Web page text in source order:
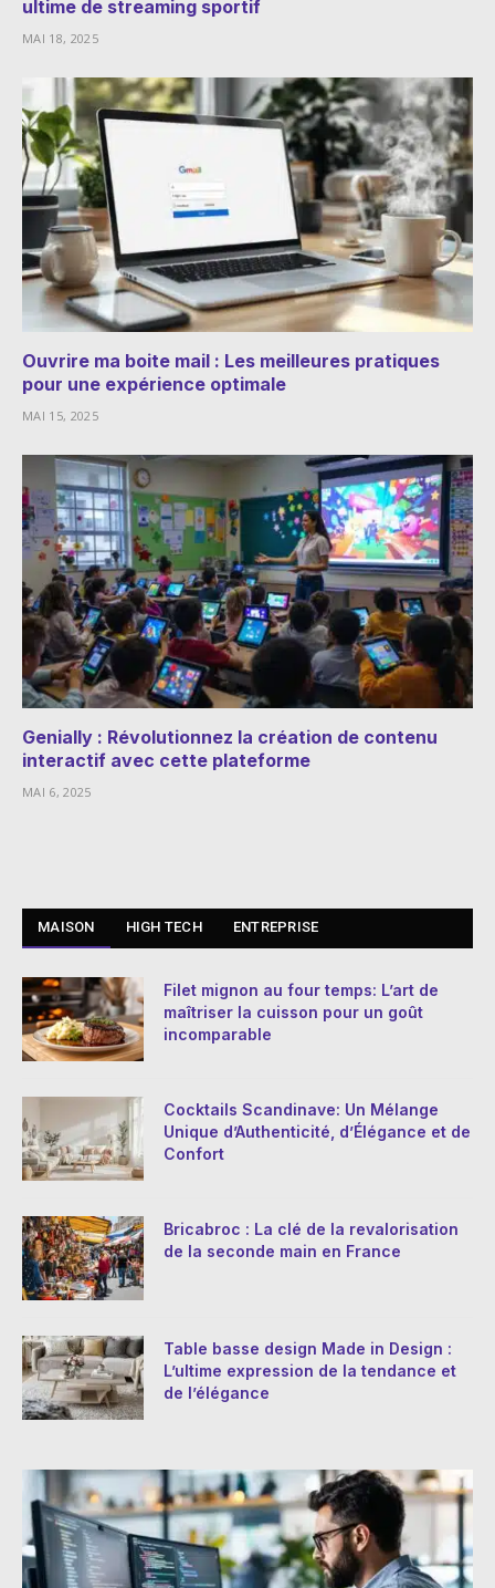
ultime de streaming sportif
MAI 18, 2025
Ouvrire ma boite mail : Les meilleures pratiques
pour une expérience optimale
MAI 15, 2025
Genially : Révolutionnez la création de contenu
interactif avec cette plateforme
MAI 6, 2025
MAISON HIGH TECH ENTREPRISE
Filet mignon au four temps: L’art de
maîtriser la cuisson pour un goût
incomparable
Cocktails Scandinave: Un Mélange
Unique d’Authenticité, d’Élégance et de
Confort
Bricabroc : La clé de la revalorisation
de la seconde main en France
Table basse design Made in Design :
L’ultime expression de la tendance et
de l’élégance